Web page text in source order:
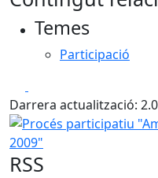
Temes
Participació
Darrera actualització:
Procés participatiu
RSS